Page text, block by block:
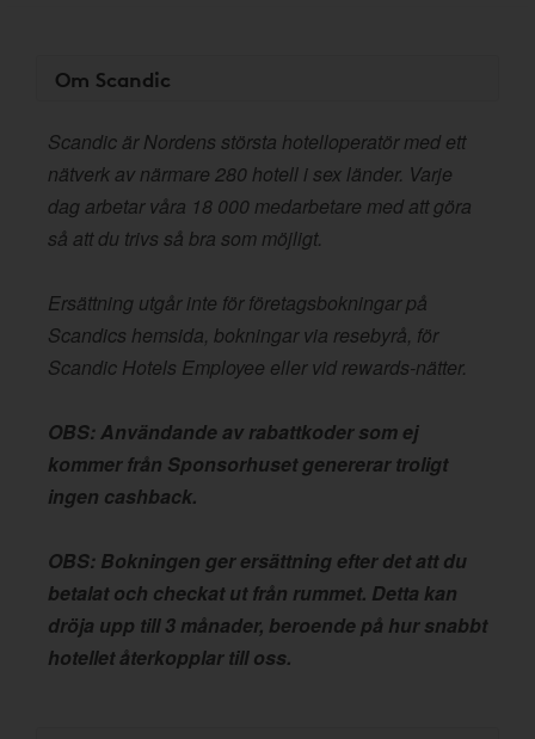
Om Scandic
Scandic är Nordens största hotelloperatör med ett
nätverk av närmare 280 hotell i sex länder. Varje
dag arbetar våra 18 000 medarbetare med att göra
så att du trivs så bra som möjligt.
Ersättning utgår inte för företagsbokningar på
Scandics hemsida, bokningar via resebyrå, för
Scandic Hotels Employee eller vid rewards-nätter.
OBS: Användande av rabattkoder som ej
kommer från Sponsorhuset genererar troligt
ingen cashback.
OBS: Bokningen ger ersättning efter det att du
betalat och checkat ut från rummet. Detta kan
dröja upp till 3 månader, beroende på hur snabbt
hotellet återkopplar till oss.